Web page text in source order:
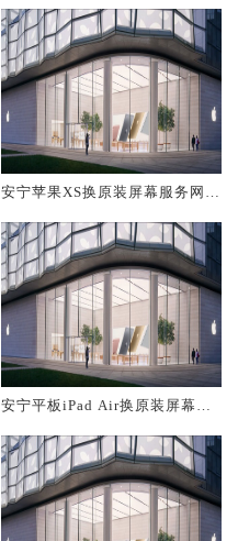
安宁苹果XS换原装屏幕服务网点
安宁平板iPad Air换原装屏幕服